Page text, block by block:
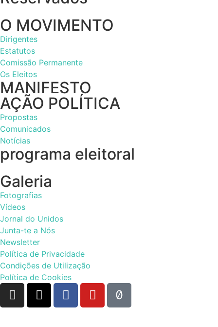
O MOVIMENTO
Dirigentes
Estatutos
Comissão Permanente
Os Eleitos
MANIFESTO
AÇÃO POLÍTICA
Propostas
Comunicados
Notícias
programa eleitoral
Galeria
Fotografias
Vídeos
Jornal do Unidos
Junta-te a Nós
Newsletter
Política de Privacidade
Condições de Utilização
Política de Cookies